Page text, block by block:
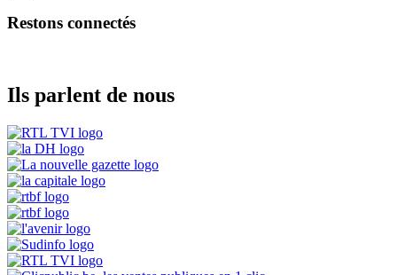
Restons connectés
Ils parlent de nous